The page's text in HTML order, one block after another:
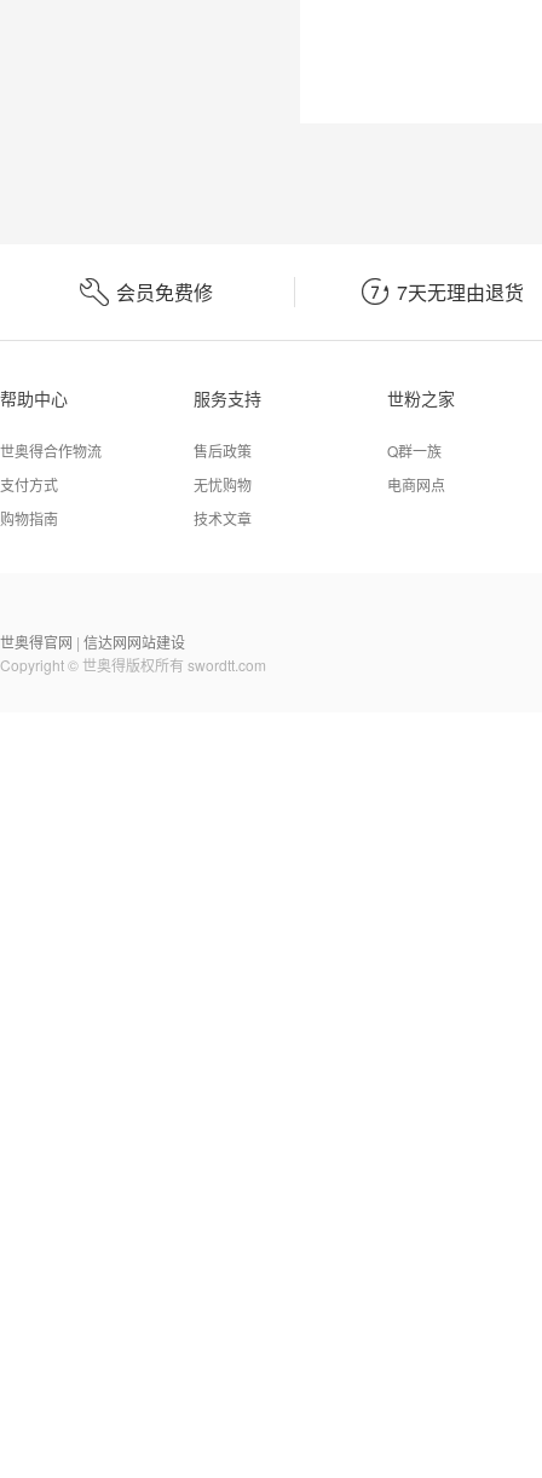
 会员免费修  7天无理由退货
帮助中心
世奥得合作物流
支付方式
购物指南
服务支持
售后政策
无忧购物
技术文章
世粉之家
Q群一族
电商网点
世奥得官网 信达网网站建设
Copyright © 世奥得版权所有 swordtt.com